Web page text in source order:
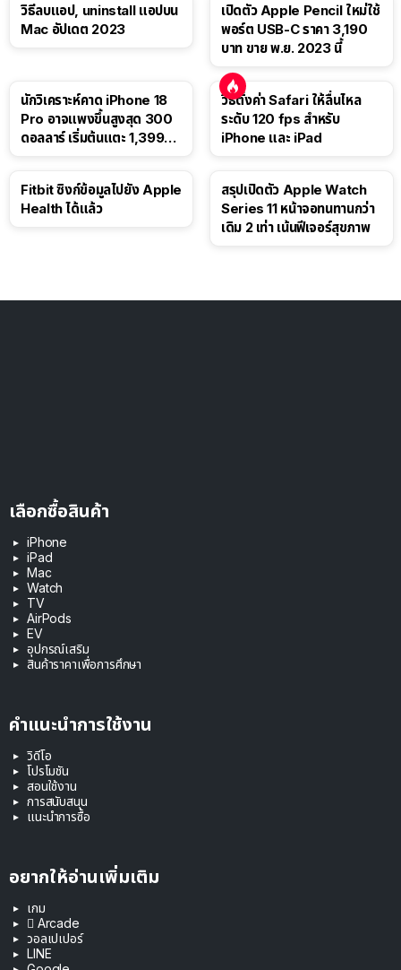
วิธีลบแอป, uninstall แอปบน
Mac อัปเดต 2023
เปิดตัว Apple Pencil ใหม่ใช้
พอร์ต USB-C ราคา 3,190
บาท ขาย พ.ย. 2023 นี้
นักวิเคราะห์คาด iPhone 18
Pro อาจแพงขึ้นสูงสุด 300
ดอลลาร์ เริ่มต้นแตะ 1,399
วิธีตั้งค่า Safari ให้ลื่นไหล
ระดับ 120 fps สำหรับ
iPhone และ iPad
Fitbit ซิงก์ข้อมูลไปยัง Apple
Health ได้แล้ว
สรุปเปิดตัว Apple Watch
Series 11 หน้าจอทนทานกว่า
เดิม 2 เท่า เน้นฟีเจอร์สุขภาพ
เลือกซื้อสินค้า
iPhone
iPad
Mac
Watch
TV
AirPods
EV
อุปกรณ์เสริม
สินค้าราคาเพื่อการศึกษา
คำแนะนำการใช้งาน
วิดีโอ
โปรโมชัน
สอนใช้งาน
การสนับสนุน
แนะนำการซื้อ
อยากให้อ่านเพิ่มเติม
เกม
 Arcade
วอลเปเปอร์
LINE